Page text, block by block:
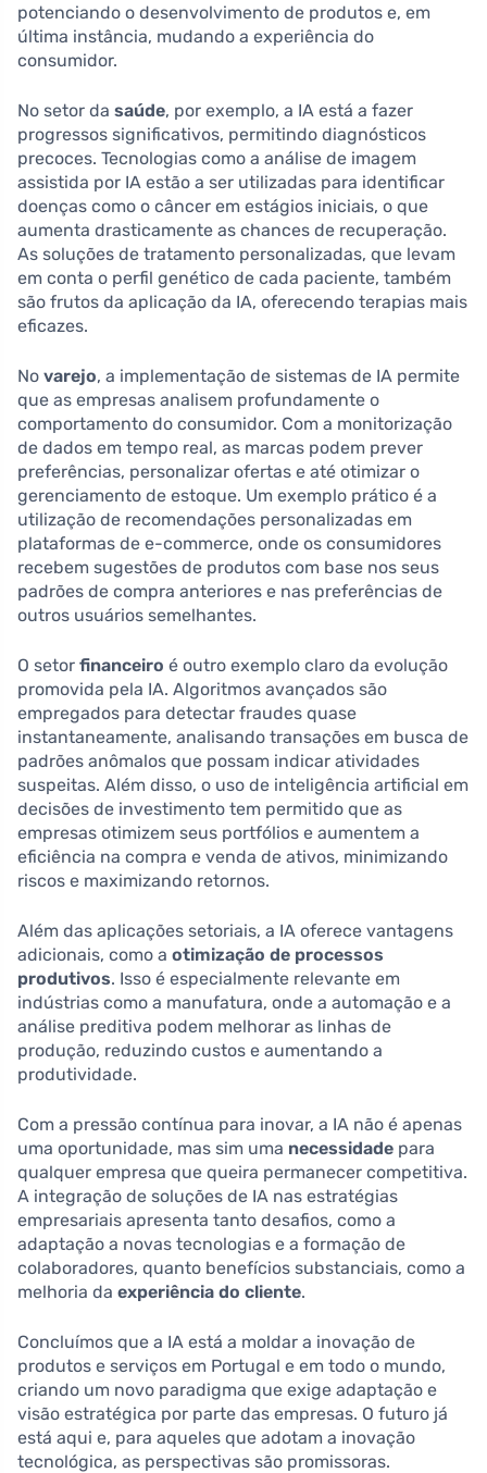
potenciando o desenvolvimento de produtos e, em
última instância, mudando a experiência do
consumidor.
No setor da saúde, por exemplo, a IA está a fazer
progressos significativos, permitindo diagnósticos
precoces. Tecnologias como a análise de imagem
assistida por IA estão a ser utilizadas para identificar
doenças como o câncer em estágios iniciais, o que
aumenta drasticamente as chances de recuperação.
As soluções de tratamento personalizadas, que levam
em conta o perfil genético de cada paciente, também
são frutos da aplicação da IA, oferecendo terapias mais
eficazes.
No varejo, a implementação de sistemas de IA permite
que as empresas analisem profundamente o
comportamento do consumidor. Com a monitorização
de dados em tempo real, as marcas podem prever
preferências, personalizar ofertas e até otimizar o
gerenciamento de estoque. Um exemplo prático é a
utilização de recomendações personalizadas em
plataformas de e-commerce, onde os consumidores
recebem sugestões de produtos com base nos seus
padrões de compra anteriores e nas preferências de
outros usuários semelhantes.
O setor financeiro é outro exemplo claro da evolução
promovida pela IA. Algoritmos avançados são
empregados para detectar fraudes quase
instantaneamente, analisando transações em busca de
padrões anômalos que possam indicar atividades
suspeitas. Além disso, o uso de inteligência artificial em
decisões de investimento tem permitido que as
empresas otimizem seus portfólios e aumentem a
eficiência na compra e venda de ativos, minimizando
riscos e maximizando retornos.
Além das aplicações setoriais, a IA oferece vantagens
adicionais, como a otimização de processos
produtivos. Isso é especialmente relevante em
indústrias como a manufatura, onde a automação e a
análise preditiva podem melhorar as linhas de
produção, reduzindo custos e aumentando a
produtividade.
Com a pressão contínua para inovar, a IA não é apenas
uma oportunidade, mas sim uma necessidade para
qualquer empresa que queira permanecer competitiva.
A integração de soluções de IA nas estratégias
empresariais apresenta tanto desafios, como a
adaptação a novas tecnologias e a formação de
colaboradores, quanto benefícios substanciais, como a
melhoria da experiência do cliente.
Concluímos que a IA está a moldar a inovação de
produtos e serviços em Portugal e em todo o mundo,
criando um novo paradigma que exige adaptação e
visão estratégica por parte das empresas. O futuro já
está aqui e, para aqueles que adotam a inovação
tecnológica, as perspectivas são promissoras.